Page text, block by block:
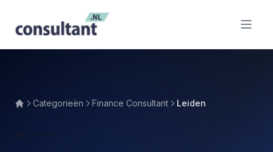
Categorieën Finance Consultant Leiden